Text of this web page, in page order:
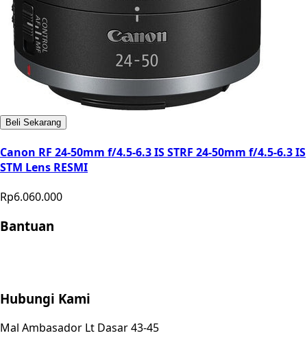
Beli Sekarang
Canon RF 24-50mm f/4.5-6.3 IS STRF 24-50mm f/4.5-6.3 IS
STM Lens RESMI
Rp6.060.000
Bantuan
Hubungi Kami
Mal Ambasador Lt Dasar 43-45